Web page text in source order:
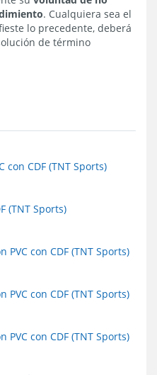
. Cualquiera sea el
lo precedente, deberá
de término
con CDF (TNT Sports)
(TNT Sports)
con CDF (TNT Sports)
con CDF (TNT Sports)
con CDF (TNT Sports)